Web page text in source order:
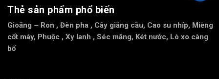
Thẻ sản phẩm phổ biến
Gioăng – Ron , Đèn pha , Cây giằng cầu, Cao su nhíp, Miễng
cốt máy, Phuộc , Xy lanh , Séc măng, Két nước, Lò xo càng
bố